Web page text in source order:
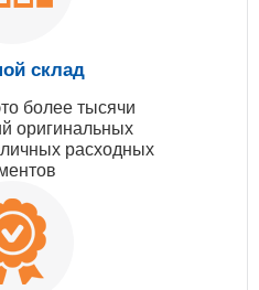
склад
более тысячи
оригинальных
расходных